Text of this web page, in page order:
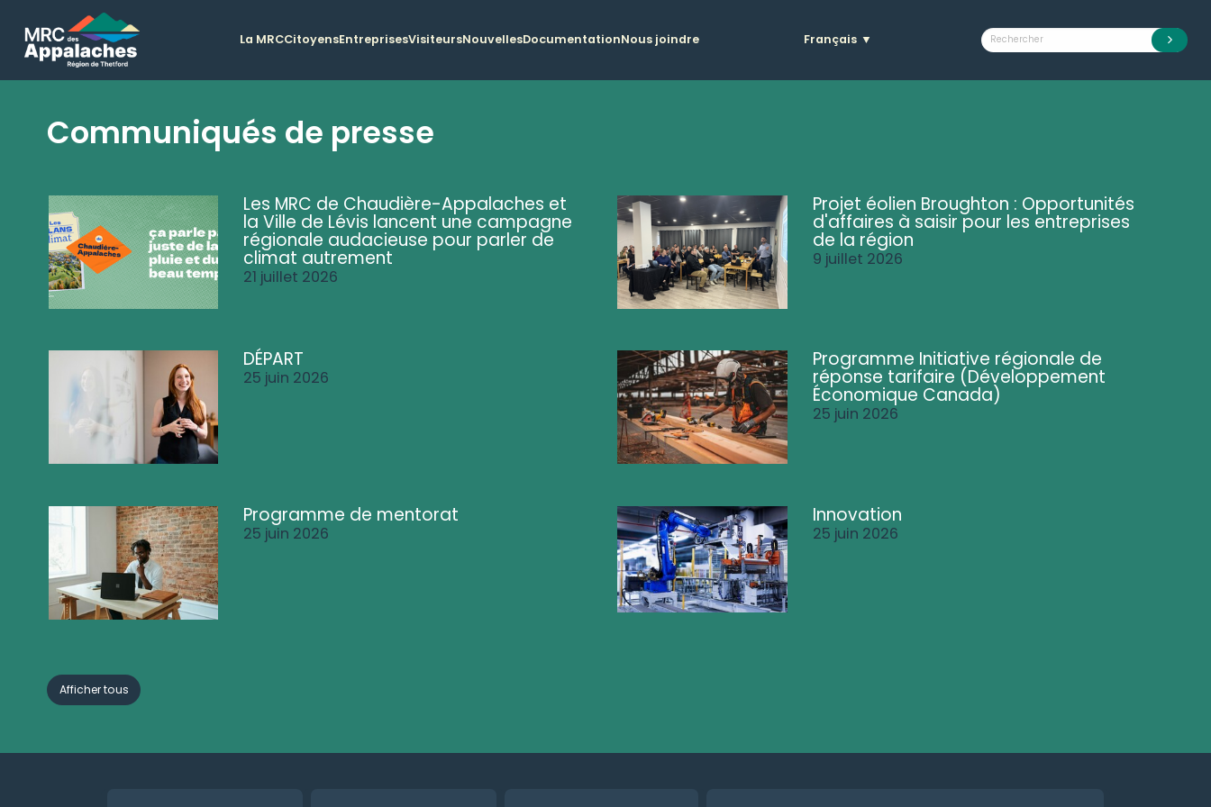
La MRCCitoyensEntreprisesVisiteursNouvellesDocumentationNous joindre Français ▼
Communiqués de presse
Les MRC de Chaudière-Appalaches et
la Ville de Lévis lancent une campagne
régionale audacieuse pour parler de
climat autrement
21 juillet 2026
Projet éolien Broughton : Opportunités
d'affaires à saisir pour les entreprises
de la région
9 juillet 2026
DÉPART
25 juin 2026
Programme Initiative régionale de
réponse tarifaire (Développement
Économique Canada)
25 juin 2026
Programme de mentorat
25 juin 2026
Innovation
25 juin 2026
Afficher tous